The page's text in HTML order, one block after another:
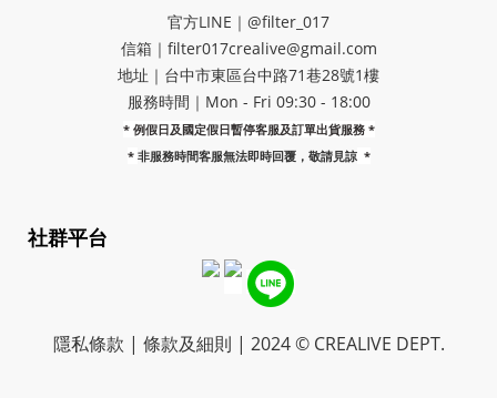
官方LINE｜@filter_017
信箱｜filter017crealive@gmail.com
地址｜​台中市東區台中路71巷28號1樓
服務時間｜Mon - Fri 09:30 - 18:00
* 例假日及國定假日暫停客服及訂單出貨服務 *
* 非服務時間客服無法即時回覆，敬請見諒 *
社群平台
隱私條款 | 條款及細則 | 2024 © CREALIVE DEPT.